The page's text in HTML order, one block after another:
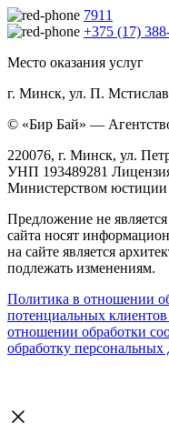
7911
+375 (17)
Место оказания услуг
г. Минск, ул. П.
© «Бир Бай» —
220076, г. Минск, ул.
УНП 193489281
Министерством юстиции
Предложение не
сайта носят
на сайте является
подлежать изменениям.
Политика в отношении
потенциальных
отношении обработки
обработку